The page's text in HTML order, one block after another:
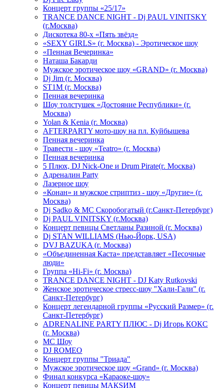
Концерт группы «25/17»
TRANCE DANCE NIGHT - Dj PAUL VINITSKY
(г.Москва)
Дискотека 80-х «Пять звёзд»
«SEXY GIRLS» (г. Москва) - Эротическое шоу
«Пенная Вечеринка»
Hаташа Бакарди
Мужское эротическое шоу «GRAND» (г. Москва)
Dj Jim (г. Москва)
ST1M (г. Москва)
Пенная вечеринка
Шоу толстушек «Достояние Республики» (г.
Москва)
Yolan & Kenia (г. Москва)
AFTERPARTY мото-шоу на пл. Куйбышева
Пенная вечеринка
Травести - шоу «Teatro» (г. Москва)
Пенная вечеринка
5 Плюх, DJ Nick-One и Drum Pirate(г. Москва)
Адреналин Party
Лазерное шоу
«Конан» и мужское стриптиз - шоу «Другие» (г.
Москва)
Dj Sadko & МС Скоробогатый (г.Санкт-Петербург)
Dj PAUL VINITSKY (г.Москва)
Концерт певицы Светланы Разиной (г. Москва)
Dj STAN WILLIAMS (Нью-Йорк, USA)
DVJ BAZUKA (г. Москва)
«Объединенная Каста» представляет «Песочные
люди»
Группа «Hi-Fi» (г. Москва)
TRANCE DANCE NIGHT - DJ Katy Rutkovski
Женское эротическое стресс-шоу "Хали-Гали" (г.
Санкт-Петербург)
Концерт легендарной группы «Русский Размер» (г.
Санкт-Петербург)
ADRENALINE PARTY ПЛЮС - Dj Игорь КОКС
(г. Москва)
MC Шоу
DJ ROMEO
Концерт группы "Триада"
Мужское эротическое шоу «Grand» (г. Москва)
Финал конкурса «Караоке-шоу»
Концерт певицы МАКSИМ